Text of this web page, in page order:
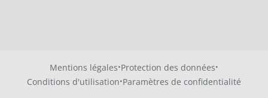
Mentions légales·Protection des données·
Conditions d'utilisation·Paramètres de confidentialité